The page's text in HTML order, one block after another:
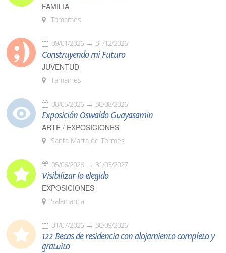
FAMILIA
Tamames
09/01/2026 31/12/2026
Construyendo mi Futuro
JUVENTUD
Tamames
08/05/2026 30/08/2026
Exposición Oswaldo Guayasamín
ARTE / EXPOSICIONES
Santa Marta de Tormes
05/06/2026 31/03/2027
Visibilizar lo elegido
EXPOSICIONES
Salamanca
01/07/2026 30/09/2026
122 Becas de residencia con alojamiento completo y
gratuito